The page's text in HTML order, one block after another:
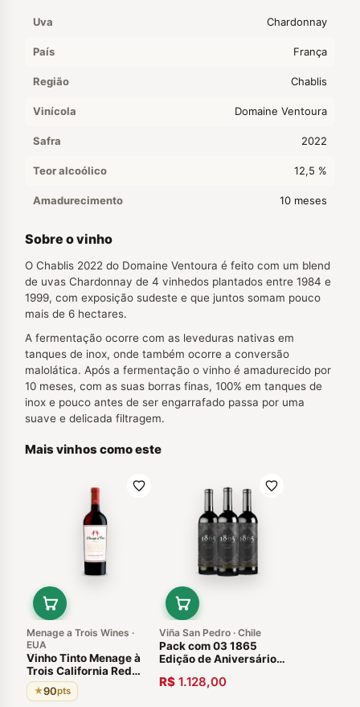
Uva Chardonnay
País França
Região Chablis
Vinícola Domaine Ventoura
Safra 2022
Teor alcoólico 12,5 %
Amadurecimento 10 meses
Sobre o vinho
O Chablis 2022 do Domaine Ventoura é feito com um blend
de uvas Chardonnay de 4 vinhedos plantados entre 1984 e
1999, com exposição sudeste e que juntos somam pouco
mais de 6 hectares.
A fermentação ocorre com as leveduras nativas em
tanques de inox, onde também ocorre a conversão
malolática. Após a fermentação o vinho é amadurecido por
10 meses, com as suas borras finas, 100% em tanques de
inox e pouco antes de ser engarrafado passa por uma
suave e delicada filtragem.
Mais vinhos como este
Menage a Trois Wines ·
EUA
Vinho Tinto Menage à
Trois California Red
Wine 2017 90 pts
Estados Unidos
★90pts
Viña San Pedro · Chile
Pack com 03 1865
Edição de Aniversário
Hornos 2011. Vinhos
R$ 1.128,00